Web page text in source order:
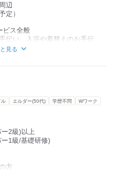
から
ました。
事を、
えしたいと考えています。
ます。
子化。
減しています。
あり）
整えています。
辺
定）
ビス全般
伝い、入浴や着替えのお手伝
、見守り等
て、
見る
ル エルダー(50代) 学歴不問
Wワーク
2級)以上
ー1級/基礎研修)
方